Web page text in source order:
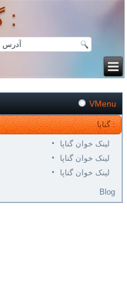
گناپا :
VMenu
گناپا :
لینک خوان گناپا
لینک خوان گناپا
لینک خوان گناپا
Blog